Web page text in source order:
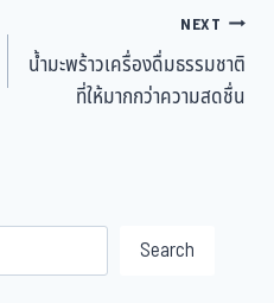
NEXT
น้ำมะพร้าวเครื่องดื่มธรรมชาติ
ที่ให้มากกว่าความสดชื่น
Search